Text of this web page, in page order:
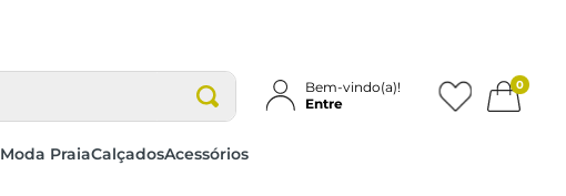
Bem-vindo(a)!
Entre
0
Moda PraiaCalçadosAcessórios